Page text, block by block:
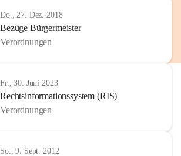
Do., 27. Dez. 2018
Bezüge Bürgermeister
Verordnungen
Fr., 30. Juni 2023
Rechtsinformationssystem (RIS)
Verordnungen
So., 9. Sept. 2012